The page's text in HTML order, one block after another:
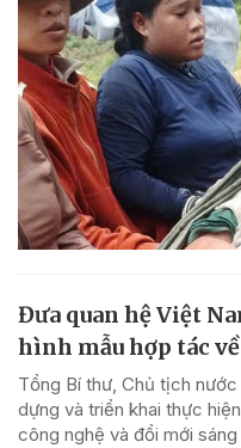
Đưa quan hệ Việt
hình mẫu hợp tác
Tổng Bí thư, Chủ tịch
dựng và triển khai thực
công nghệ và đổi mới